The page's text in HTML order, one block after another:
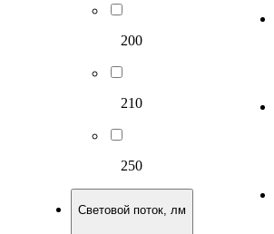
200
210
250
Световой поток, лм